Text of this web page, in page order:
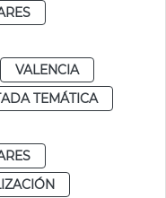
VALENCIA
TEMÁTICA